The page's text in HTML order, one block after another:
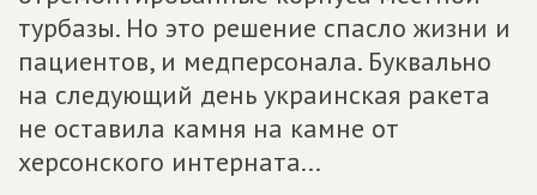
турбазы. Но это решение спасло жизни и
пациентов, и медперсонала. Буквально
на следующий день украинская ракета
не оставила камня на камне от
херсонского интерната...